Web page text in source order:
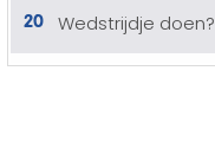
20 Wedstrijdje doen?